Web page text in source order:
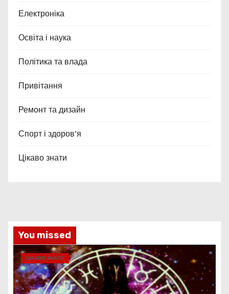
Електроніка
Освіта і наука
Політика та влада
Привітання
Ремонт та дизайн
Спорт і здоров’я
Цікаво знати
You missed
ЦІКАВО ЗНАТИ